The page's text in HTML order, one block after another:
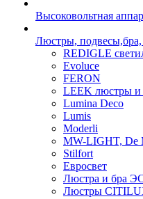
Высоковольтная
Люстры,
REDIGLE
Evoluce
FERON
LEEK люстры и
Lumina Deco
Lumis
Moderli
MW-LIGHT, De
Stilfort
Евросвет
Люстра и бра
Люстры